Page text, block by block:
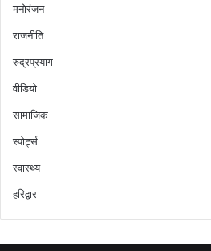
मनोरंजन
राजनीति
रुद्रप्रयाग
वीडियो
सामाजिक
स्पोर्ट्स
स्वास्थ्य
हरिद्वार